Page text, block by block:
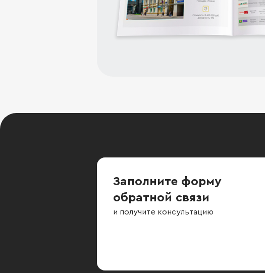
Заполните форму
обратной связи
и получите консультацию